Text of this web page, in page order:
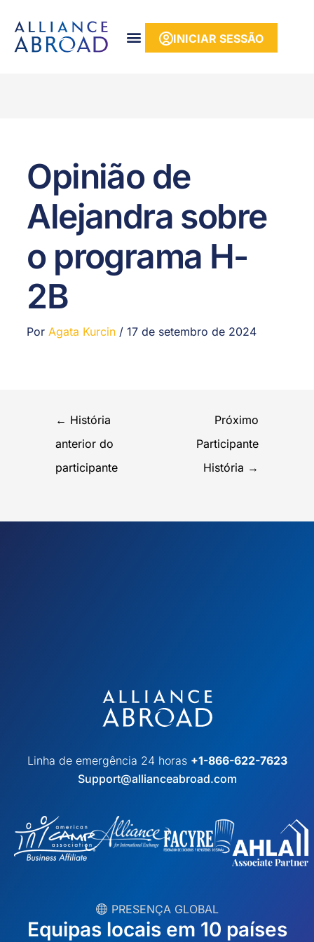
conteúdo
INICIAR SESSÃO
Opinião de
Alejandra sobre
o programa H-
2B
PorAgata Kurcin /17 de setembro de 2024
← História
anterior do
participante
Próximo
Participante
História →
Linha de emergência 24 horas +1-866-622-7623
Support@allianceabroad.com
︎ PRESENÇA GLOBAL
Equipas locais em 10 países